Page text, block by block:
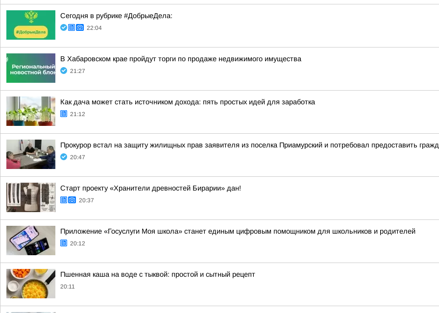
Сегодня в рубрике #ДобрыеДела:
22:04
В Хабаровском крае пройдут торги по продаже недвижимого имущества
21:27
Как дача может стать источником дохода: пять простых идей для заработка
21:12
Прокурор встал на защиту жилищных прав заявителя из поселка Приамурский и потребовал предоставить
20:47
Старт проекту «Хранители древностей Бирарии» дан!
20:37
Приложение «Госуслуги Моя школа» станет единым цифровым помощником для школьников и родителей
20:12
Пшенная каша на воде с тыквой: простой и сытный рецепт
20:11